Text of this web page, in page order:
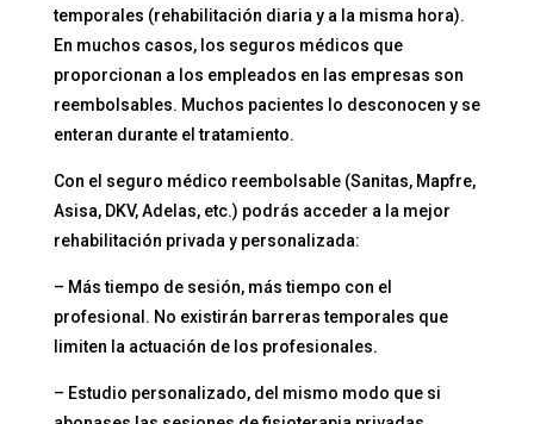
temporales (rehabilitación diaria y a la misma hora).
En muchos casos, los seguros médicos que
proporcionan a los empleados en las empresas son
reembolsables. Muchos pacientes lo desconocen y se
enteran durante el tratamiento.
Con el seguro médico reembolsable (Sanitas, Mapfre,
Asisa, DKV, Adelas, etc.) podrás acceder a la mejor
rehabilitación privada y personalizada:
– Más tiempo de sesión, más tiempo con el
profesional. No existirán barreras temporales que
limiten la actuación de los profesionales.
– Estudio personalizado, del mismo modo que si